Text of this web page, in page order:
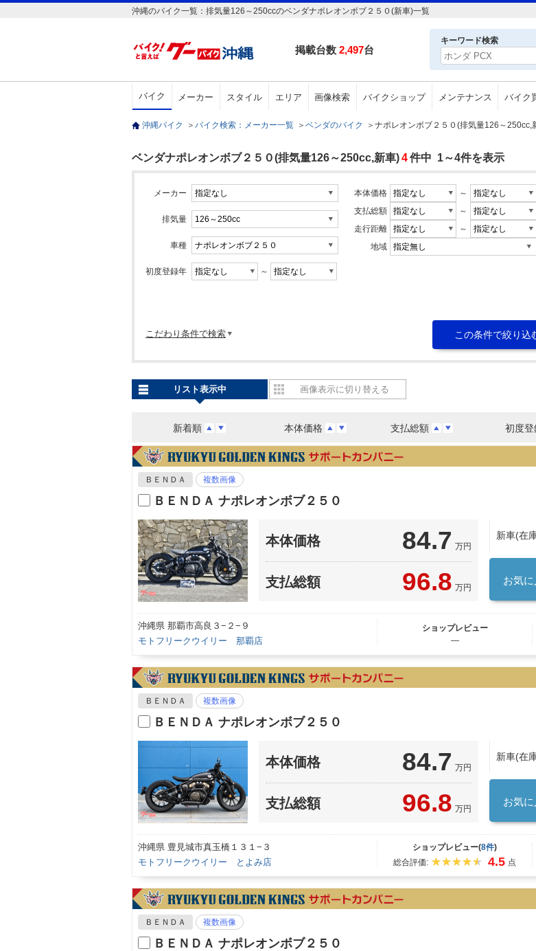
沖縄のバイク一覧：排気量126～250ccのベンダナポレオンボブ２５０(新車)一覧
掲載台数 2,497台
キーワード検索
バイク メーカー スタイル エリア 画像検索 バイクショップ メンテナンス バイク
沖縄バイク ＞ バイク検索：メーカー一覧 ＞ ベンダのバイク ＞ ナポレオンボブ２５０(排気量126～250cc,
ベンダナポレオンボブ２５０(排気量126～250cc,新車)4件中 1～4件を表示
メーカー
排気量
車種
初度登録年 ～
本体価格
～
支払総額
～
走行距離
～
地域
こだわり条件で検索
新着順 本体価格 支払総額 初度登
リスト表示中 画像表示に切り替える
ＢＥＮＤＡ 複数画像
ＢＥＮＤＡ ナポレオンボブ２５０
本体価格 84.7 万円
支払総額 96.8 万円
新車(在
お気
沖縄県 那覇市高良３−２−９
モトフリークウイリー 那覇店
ショップレビュー
―
ＢＥＮＤＡ 複数画像
ＢＥＮＤＡ ナポレオンボブ２５０
本体価格 84.7 万円
支払総額 96.8 万円
新車(在
お気
沖縄県 豊見城市真玉橋１３１−３
モトフリークウイリー とよみ店
ショップレビュー(8件)
総合評価:
4.5 点
ＢＥＮＤＡ 複数画像
ＢＥＮＤＡ ナポレオンボブ２５０